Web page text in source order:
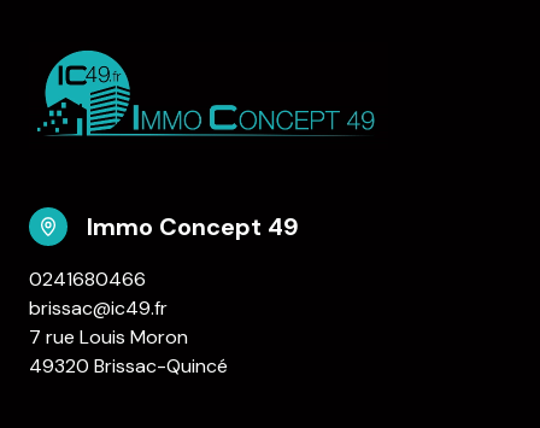
Immo Concept 49
0241680466
brissac@ic49.fr
7 rue Louis Moron
49320 Brissac-Quincé